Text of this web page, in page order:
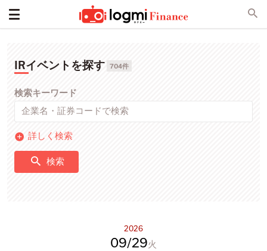
IRイベントを探す 704件
検索キーワード
詳しく検索
検索
2026
09 29火